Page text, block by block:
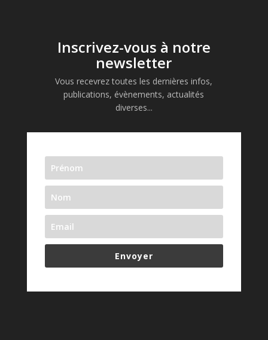
Inscrivez-vous à notre
newsletter
Vous recevrez toutes les dernières infos,
publications, évènements, actualités
diverses...
Envoyer